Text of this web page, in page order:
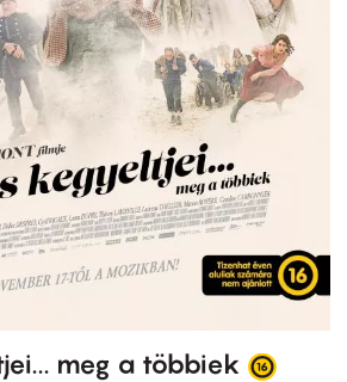
meg a többiek